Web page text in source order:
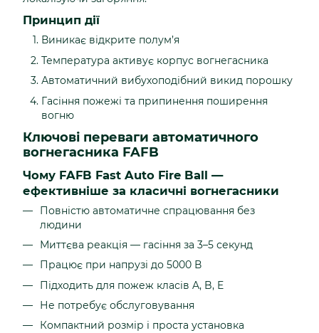
Принцип дії
Виникає відкрите полум’я
Температура активує корпус вогнегасника
Автоматичний вибухоподібний викид порошку
Гасіння пожежі та припинення поширення
вогню
Ключові переваги автоматичного
вогнегасника FAFB
Чому FAFB Fast Auto Fire Ball —
ефективніше за класичні вогнегасники
Повністю автоматичне спрацювання без
людини
Миттєва реакція — гасіння за 3–5 секунд
Працює при напрузі до 5000 В
Підходить для пожеж класів A, B, E
Не потребує обслуговування
Компактний розмір і проста установка